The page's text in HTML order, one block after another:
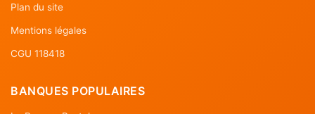
Plan du site
Mentions légales
CGU 118418
BANQUES POPULAIRES